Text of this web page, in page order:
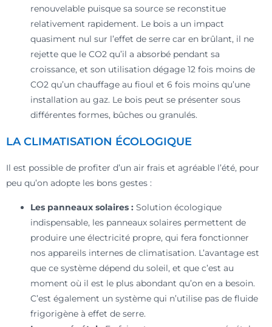
renouvelable puisque sa source se reconstitue
relativement rapidement. Le bois a un impact
quasiment nul sur l’effet de serre car en brûlant, il ne
rejette que le CO2 qu’il a absorbé pendant sa
croissance, et son utilisation dégage 12 fois moins de
CO2 qu’un chauffage au fioul et 6 fois moins qu’une
installation au gaz. Le bois peut se présenter sous
différentes formes, bûches ou granulés.
LA CLIMATISATION ÉCOLOGIQUE
Il est possible de profiter d’un air frais et agréable l’été, pour
peu qu’on adopte les bons gestes :
Les panneaux solaires : Solution écologique
indispensable, les panneaux solaires permettent de
produire une électricité propre, qui fera fonctionner
nos appareils internes de climatisation. L’avantage est
que ce système dépend du soleil, et que c’est au
moment où il est le plus abondant qu’on en a besoin.
C’est également un système qui n’utilise pas de fluide
frigorigène à effet de serre.